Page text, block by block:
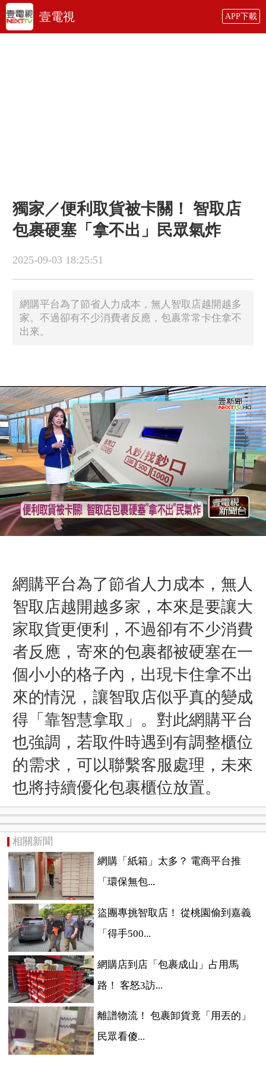
壹電視 APP下載
獨家／便利取貨被卡關！ 智取店
包裹硬塞「拿不出」民眾氣炸
2025-09-03 18:25:51
網購平台為了節省人力成本，無人智取店越開越多
家。不過卻有不少消費者反應，包裹常常卡住拿不
出來。
網購平台為了節省人力成本，無人
智取店越開越多家，本來是要讓大
家取貨更便利，不過卻有不少消費
者反應，寄來的包裹都被硬塞在一
個小小的格子內，出現卡住拿不出
來的情況，讓智取店似乎真的變成
得 「 靠智慧拿取」。對此網購平台
也強調，若取件時遇到有調整櫃位
的需求，可以聯繫客服處理，未來
也將持續優化包裹櫃位放置。
相關新聞
網購「紙箱」太多？ 電商平台推
「環保無包...
盜團專挑智取店！ 從桃園偷到嘉義
「得手500...
網購店到店「包裹成山」占用馬
路！ 客怒3訪...
離譜物流！ 包裹卸貨竟「用丟的」
民眾看傻...